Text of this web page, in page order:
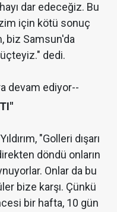
dar edeceğiz. Bu
için kötü sonuç
biz Samsun'da
dedi.
devam ediyor--
"Golleri dışarı
döndü onların
Onlar da bu
bize karşı. Çünkü
bir hafta, 10 gün